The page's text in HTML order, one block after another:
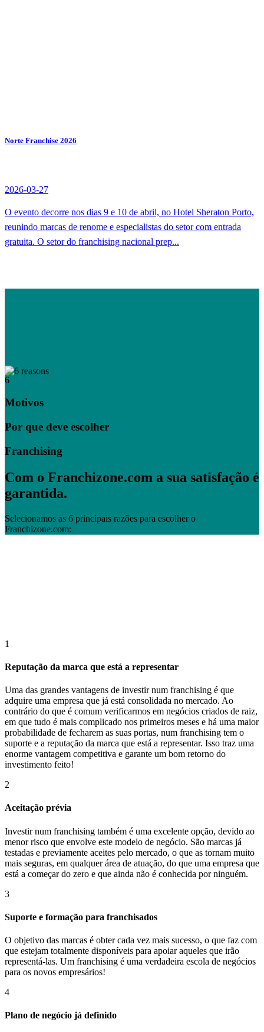
Norte Franchise 2026
2026-03-27
O evento decorre nos dias 9 e 10 de abril, no Hotel Sheraton Porto,
reunindo marcas de renome e especialistas do setor com entrada
gratuita. O setor do franchising nacional prep...
6
Motivos
Por que deve escolher
Franchising
Com o Franchizone.com a sua satisfação é
garantida.
Selecionamos as 6 principais razões para escolher o
Franchizone.com:
1
Reputação da marca que está a representar
Uma das grandes vantagens de investir num franchising é que
adquire uma empresa que já está consolidada no mercado. Ao
contrário do que é comum verificarmos em negócios criados de raiz,
em que tudo é mais complicado nos primeiros meses e há uma maior
probabilidade de fecharem as suas portas, num franchising tem o
suporte e a reputação da marca que está a representar. Isso traz uma
enorme vantagem competitiva e garante um bom retorno do
investimento feito!
2
Aceitação prévia
Investir num franchising também é uma excelente opção, devido ao
menor risco que envolve este modelo de negócio. São marcas já
testadas e previamente aceites pelo mercado, o que as tornam muito
mais seguras, em qualquer área de atuação, do que uma empresa que
está a começar do zero e que ainda não é conhecida por ninguém.
3
Suporte e formação para franchisados
O objetivo das marcas é obter cada vez mais sucesso, o que faz com
que estejam totalmente disponíveis para apoiar aqueles que irão
representá-las. Um franchising é uma verdadeira escola de negócios
para os novos empresários!
4
Plano de negócio já definido